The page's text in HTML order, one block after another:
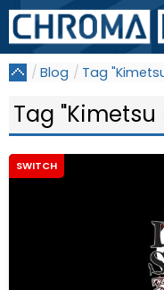
Blog Tag
Tag
SWITCH